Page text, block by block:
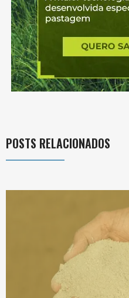
POSTS RELACIONADOS